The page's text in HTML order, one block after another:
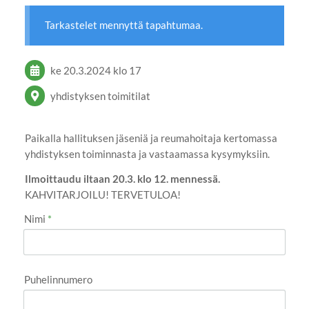
Tarkastelet mennyttä tapahtumaa.
ke 20.3.2024 klo 17
yhdistyksen toimitilat
Paikalla hallituksen jäseniä ja reumahoitaja kertomassa
yhdistyksen toiminnasta ja vastaamassa kysymyksiin.
Ilmoittaudu iltaan 20.3. klo 12. mennessä.
KAHVITARJOILU! TERVETULOA!
Nimi *
Puhelinnumero